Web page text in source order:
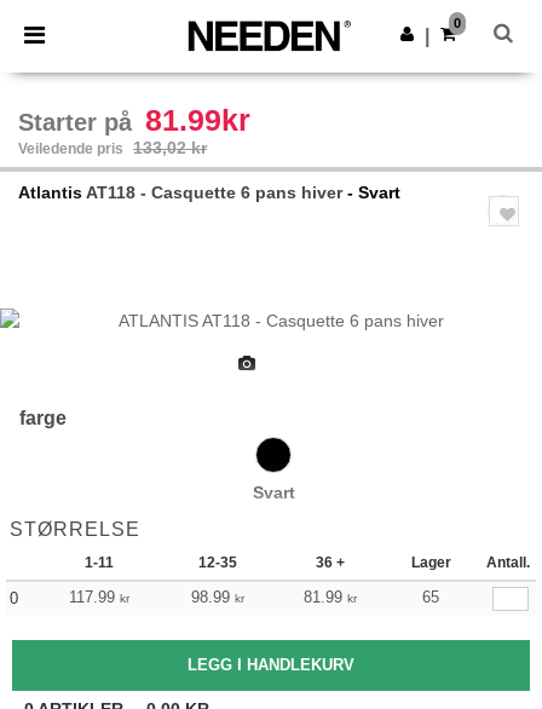
× Needen-app
Bedre priser i appen!
Last ned app
0
Starter på 81.99kr
Veiledende pris 133,02 kr
AtlantisAT118 - Casquette 6 pans hiver- Svart
farge
Svart
STØRRELSE
1-11 12-35 36 + Lager Antall.
0 117.99 kr 98.99 kr 81.99 kr 65